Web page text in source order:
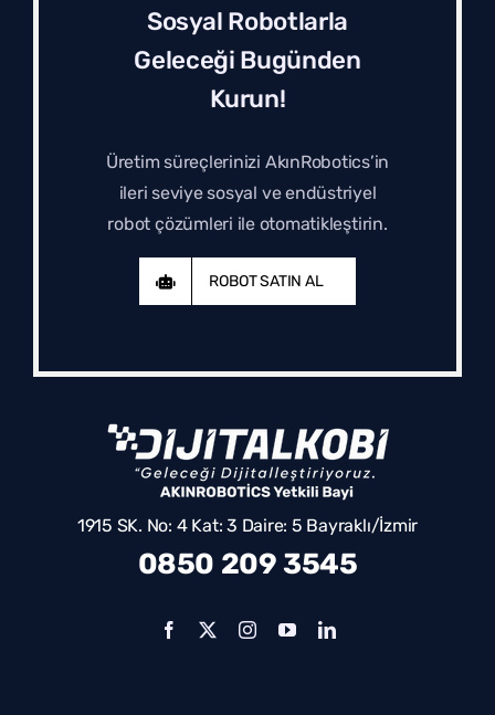
Sosyal Robotlarla
Geleceği Bugünden
Kurun!
Üretim süreçlerinizi AkınRobotics’in
ileri seviye sosyal ve endüstriyel
robot çözümleri ile otomatikleştirin.
ROBOT SATIN AL
1915 SK. No: 4 Kat: 3 Daire: 5 Bayraklı/İzmir
0850 209 3545